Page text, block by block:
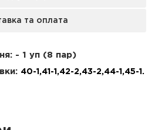
та оплата
- 1 уп (8 пар)
40-1,41-1,42-2,43-2,44-1,45-1 .